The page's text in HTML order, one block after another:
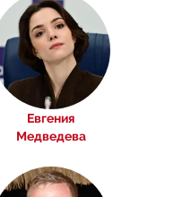
Евгения
Медведева